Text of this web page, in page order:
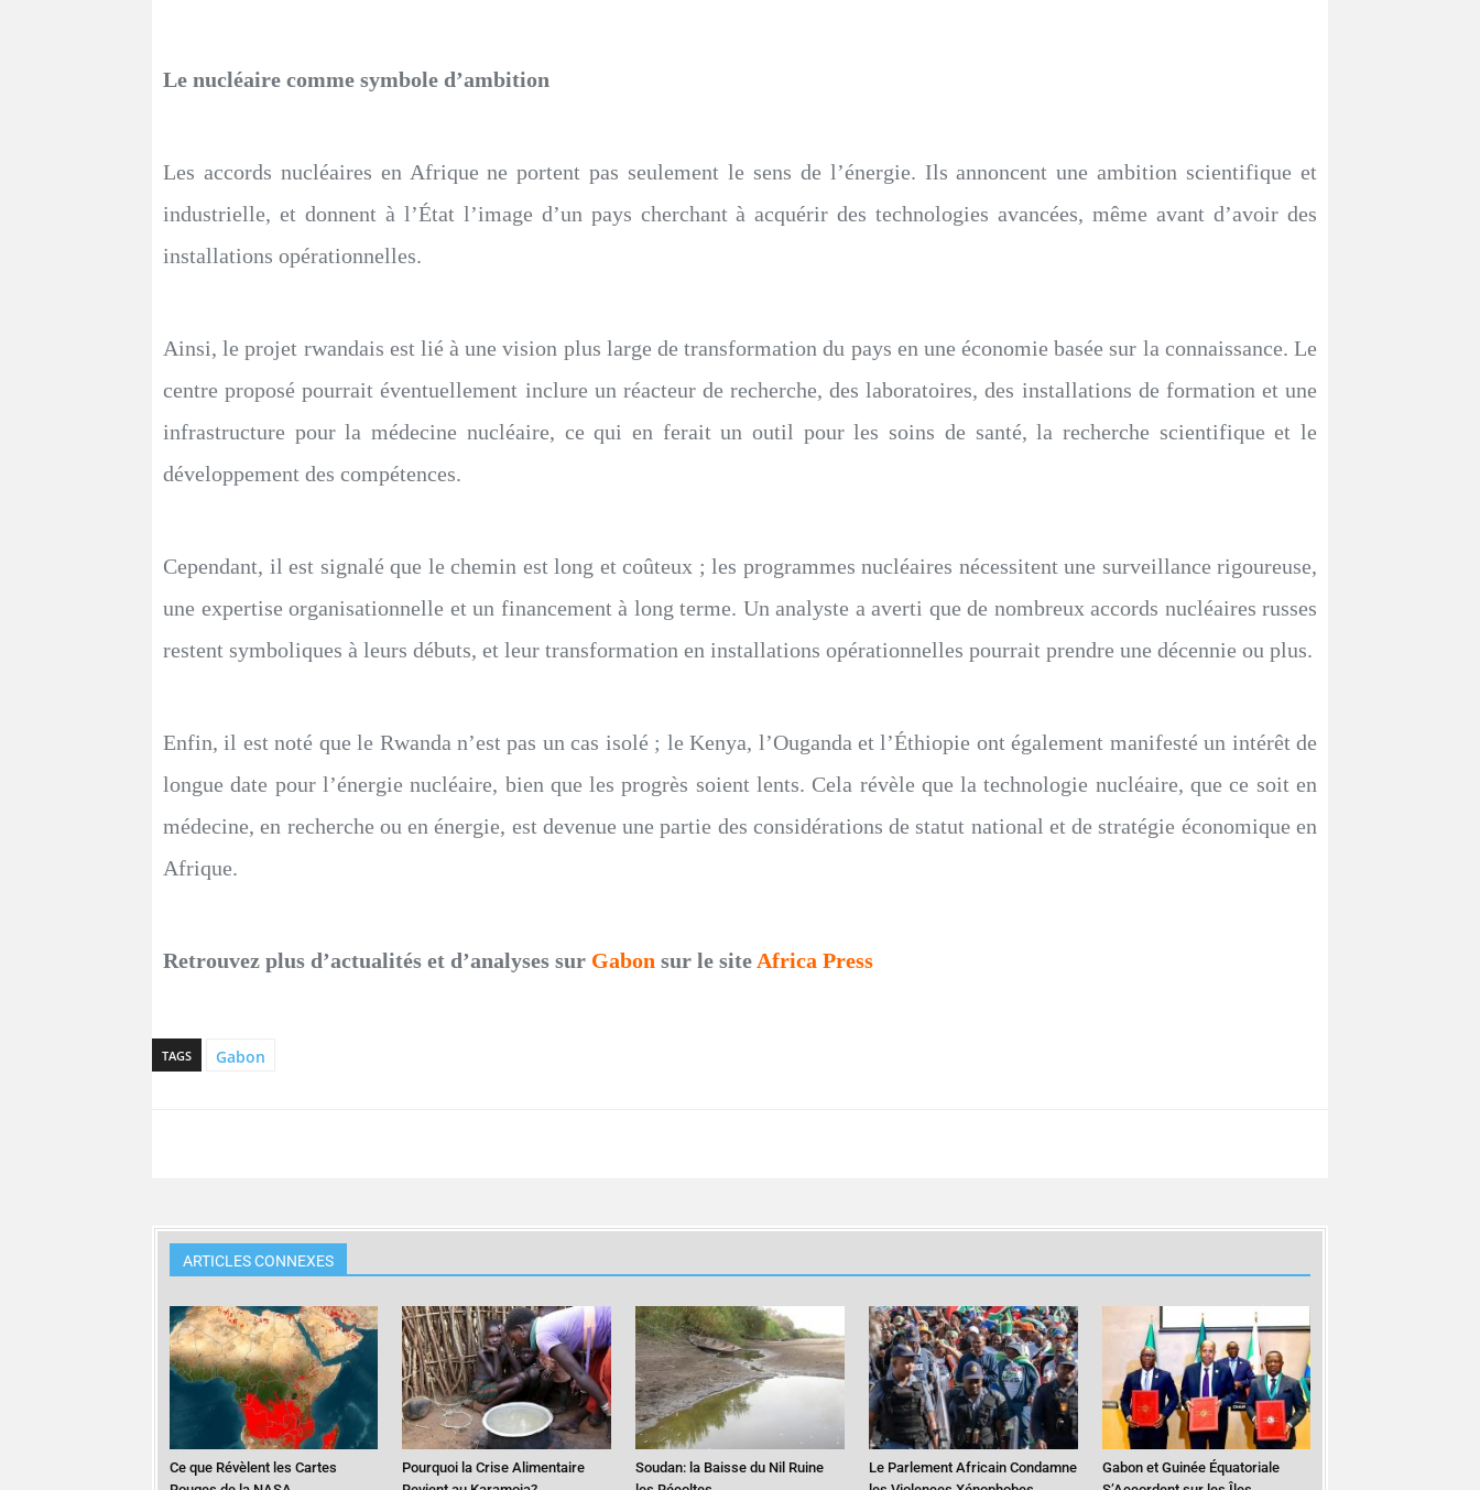
Le nucléaire comme symbole d’ambition
Les accords nucléaires en Afrique ne portent pas seulement le sens de l’énergie. Ils annoncent une ambition scientifique et
industrielle, et donnent à l’État l’image d’un pays cherchant à acquérir des technologies avancées, même avant d’avoir des
installations opérationnelles.
Ainsi, le projet rwandais est lié à une vision plus large de transformation du pays en une économie basée sur la connaissance. Le
centre proposé pourrait éventuellement inclure un réacteur de recherche, des laboratoires, des installations de formation et une
infrastructure pour la médecine nucléaire, ce qui en ferait un outil pour les soins de santé, la recherche scientifique et le
développement des compétences.
Cependant, il est signalé que le chemin est long et coûteux ; les programmes nucléaires nécessitent une surveillance rigoureuse,
une expertise organisationnelle et un financement à long terme. Un analyste a averti que de nombreux accords nucléaires russes
restent symboliques à leurs débuts, et leur transformation en installations opérationnelles pourrait prendre une décennie ou plus.
Enfin, il est noté que le Rwanda n’est pas un cas isolé ; le Kenya, l’Ouganda et l’Éthiopie ont également manifesté un intérêt de
longue date pour l’énergie nucléaire, bien que les progrès soient lents. Cela révèle que la technologie nucléaire, que ce soit en
médecine, en recherche ou en énergie, est devenue une partie des considérations de statut national et de stratégie économique en
Afrique.
Retrouvez plus d’actualités et d’analyses sur Gabon sur le site Africa Press
TAGS Gabon
ARTICLES CONNEXES
Ce que Révèlent les Cartes
Pourquoi la Crise Alimentaire
Soudan: la Baisse du Nil Ruine
Le Parlement Africain Condamne
Gabon et Guinée Équatoriale